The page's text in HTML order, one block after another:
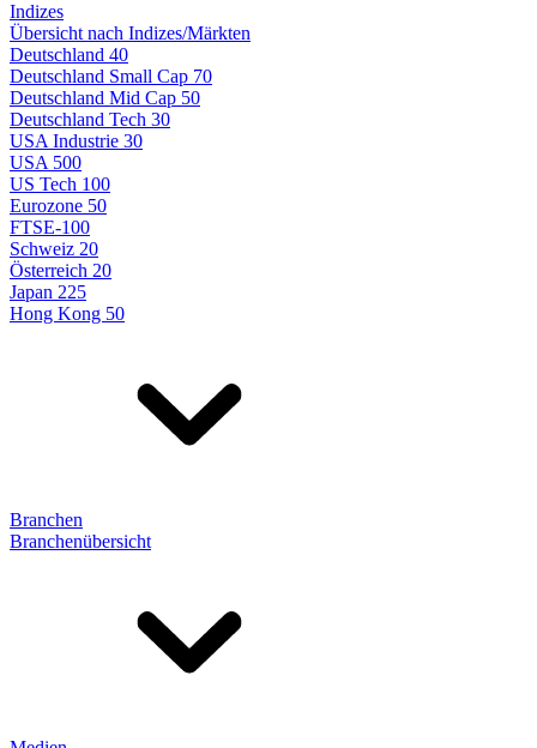
Indizes
Übersicht nach Indizes/Märkten
Deutschland 40
Deutschland Small Cap 70
Deutschland Mid Cap 50
Deutschland Tech 30
USA Industrie 30
USA 500
US Tech 100
Eurozone 50
FTSE-100
Schweiz 20
Österreich 20
Japan 225
Hong Kong 50
Branchen
Branchenübersicht